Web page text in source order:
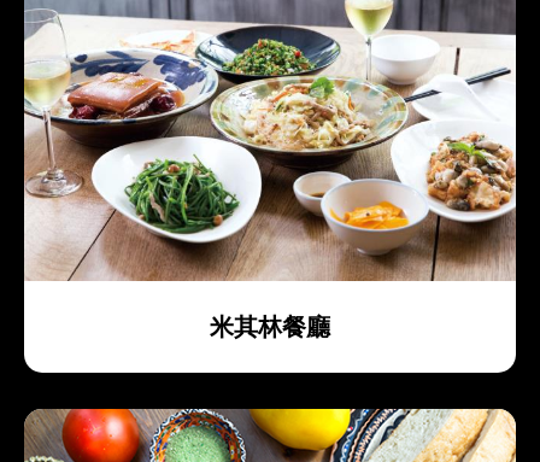
米其林餐廳